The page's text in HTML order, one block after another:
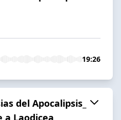
19:26
del Apocalipsis_
a Laodicea